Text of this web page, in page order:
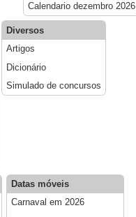
Calendario dezembro 2026
Diversos
Artigos
Dicionário
Simulado de concursos
Datas móveis
Carnaval em 2026